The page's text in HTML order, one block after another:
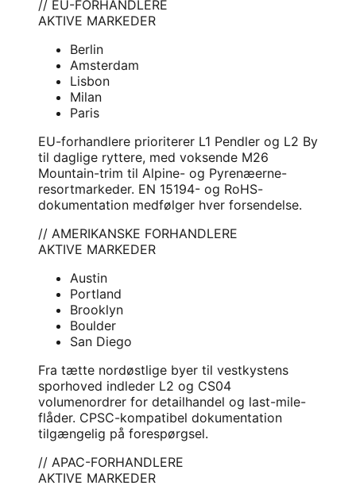
// EU-FORHANDLERE
AKTIVE MARKEDER
Berlin
Amsterdam
Lisbon
Milan
Paris
EU-forhandlere prioriterer L1 Pendler og L2 By
til daglige ryttere, med voksende M26
Mountain-trim til Alpine- og Pyrenæerne-
resortmarkeder. EN 15194- og RoHS-
dokumentation medfølger hver forsendelse.
// AMERIKANSKE FORHANDLERE
AKTIVE MARKEDER
Austin
Portland
Brooklyn
Boulder
San Diego
Fra tætte nordøstlige byer til vestkystens
sporhoved indleder L2 og CS04
volumenordrer for detailhandel og last-mile-
flåder. CPSC-kompatibel dokumentation
tilgængelig på forespørgsel.
// APAC-FORHANDLERE
AKTIVE MARKEDER